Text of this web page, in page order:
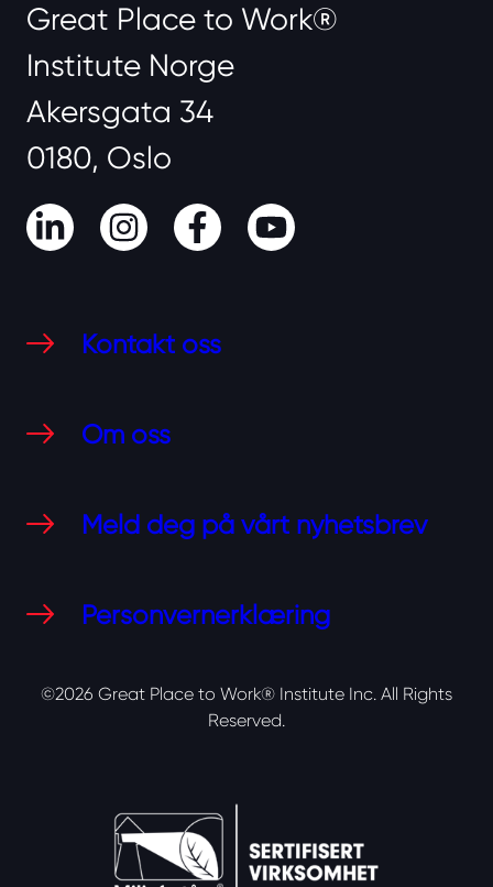
Great Place to Work®
Institute Norge
Akersgata 34
0180, Oslo
LinkedInInstagram
FacebookYoutube
Kontakt oss
Om oss
Meld deg på vårt nyhetsbrev
Personvernerklæring
©2026 Great Place to Work® Institute Inc. All Rights
Reserved.